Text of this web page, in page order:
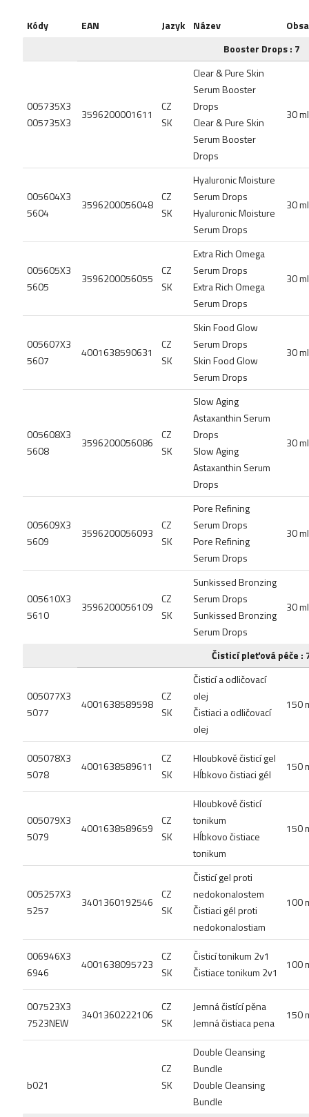
Kódy EAN Jazyk Název
Booster Drops : 7
005735X3
005735X3
3596200001611
CZ
SK
Clear & Pure Skin
Serum Booster
Drops
Clear & Pure Skin
Serum Booster
Drops
30 ml
005604X3
5604
3596200056048
CZ
SK
Hyaluronic Moisture
Serum Drops
Hyaluronic Moisture
Serum Drops
30 ml
005605X3
5605
3596200056055
CZ
SK
Extra Rich Omega
Serum Drops
Extra Rich Omega
Serum Drops
30 ml
005607X3
5607
4001638590631
CZ
SK
Skin Food Glow
Serum Drops
Skin Food Glow
Serum Drops
30 ml
005608X3
5608
3596200056086
CZ
SK
Slow Aging
Astaxanthin Serum
Drops
Slow Aging
Astaxanthin Serum
Drops
30 ml
005609X3
5609
3596200056093
CZ
SK
Pore Refining
Serum Drops
Pore Refining
Serum Drops
30 ml
005610X3
5610
3596200056109
CZ
SK
Sunkissed Bronzing
Serum Drops
Sunkissed Bronzing
Serum Drops
30 ml
Čisticí pleťová péče :
005077X3
5077
4001638589598
CZ
SK
Čisticí a odličovací
olej
Čistiaci a odličovací
olej
150
005078X3
5078
4001638589611
CZ
SK
Hloubkově čisticí gel
Hĺbkovo čistiaci gél
150
005079X3
5079
4001638589659
CZ
SK
Hloubkově čisticí
tonikum
Hĺbkovo čistiace
tonikum
150
005257X3
5257
3401360192546
CZ
SK
Čisticí gel proti
nedokonalostem
Čistiaci gél proti
nedokonalostiam
100
006946X3
6946
4001638095723
CZ
SK
Čisticí tonikum 2v1
Čistiace tonikum 2v1
100
007523X3
7523NEW
3401360222106
CZ
SK
Jemná čistící pěna
Jemná čistiaca pena
150
b021
CZ
SK
Double Cleansing
Bundle
Double Cleansing
Bundle